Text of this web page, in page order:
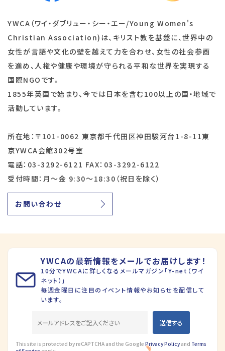
YWCA（ワイ・ダブリュー・シー・エー/Young Women's
Christian Association)は、キリスト教を基盤に、世界中の
女性が言語や文化の壁を越えて力を合わせ、女性の社会参画
を進め、人権や健康や環境が守られる平和な世界を実現する
国際NGOです。
1855年英国で始まり、今では日本を含む100以上の国・地域で
活動しています。
所在地：〒101-0062 東京都千代田区神田駿河台1-8-11東
京YWCA会館302号室
電話：03-3292-6121 FAX：03-3292-6122
受付時間：月～金 9:30～18:30（祝日を除く）
お問い合わせ
YWCAの最新情報をメールでお届けします！
10分でYWCAに詳しくなるメールマガジン「Y-net（ワイ
ネット）」
毎週金曜日に注目のイベント情報やお知らせを配信して
います。
This site is protected by reCAPTCHA and the Google Privacy Policyand Terms